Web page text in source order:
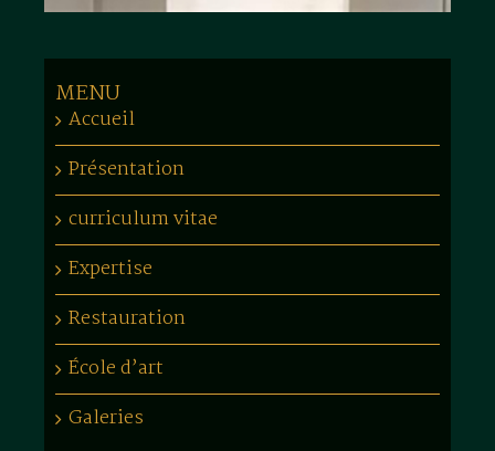
MENU
Accueil
Présentation
curriculum vitae
Expertise
Restauration
École d’art
Galeries